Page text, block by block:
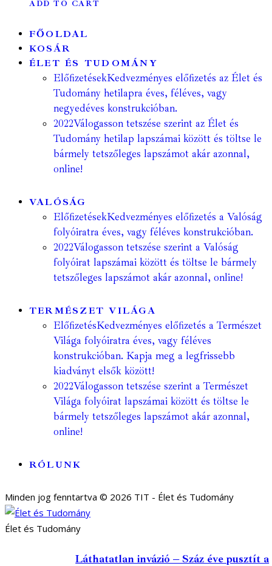
ADD TO CART
FŐOLDAL
KOSÁR
ÉLET ÉS TUDOMÁNY
ElőfizetésekKedvezményes előfizetés az Élet és
Tudomány hetilapra éves, féléves, vagy
negyedéves konstrukcióban.
2022Válogasson tetszése szerint az Élet és
Tudomány hetilap lapszámai között és töltse le
bármely tetszőleges lapszámot akár azonnal,
online!
VALÓSÁG
ElőfizetésekKedvezményes előfizetés a Valóság
folyóiratra éves, vagy féléves konstrukcióban.
2022Válogasson tetszése szerint a Valóság
folyóirat lapszámai között és töltse le bármely
tetszőleges lapszámot akár azonnal, online!
TERMÉSZET VILÁGA
ElőfizetésKedvezményes előfizetés a Természet
Világa folyóiratra éves, vagy féléves
konstrukcióban. Kapja meg a legfrissebb
kiadványt elsők között!
2022Válogasson tetszése szerint a Természet
Világa folyóirat lapszámai között és töltse le
bármely tetszőleges lapszámot akár azonnal,
online!
RÓLUNK
Minden jog fenntartva © 2026 TIT - Élet és Tudomány
Élet és Tudomány
Láthatatlan invázió – Száz éve pusztít a